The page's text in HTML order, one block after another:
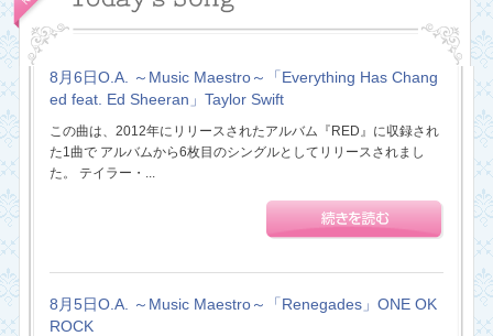
8月6日O.A. ～Music Maestro～「Everything Has Chang
ed feat. Ed Sheeran」Taylor Swift
この曲は、2012年にリリースされたアルバム『RED』に収録され
た1曲で アルバムから6枚目のシングルとしてリリースされまし
た。 テイラー・...
8月5日O.A. ～Music Maestro～「Renegades」ONE OK
ROCK